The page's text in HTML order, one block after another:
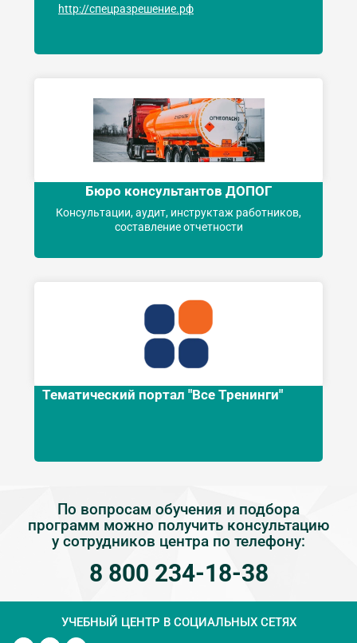
http://спецразрешение.рф
Бюро консультантов ДОПОГ
Консультации, аудит, инструктаж работников,
составление отчетности
Тематический портал "Все Тренинги"
По вопросам обучения и подбора
программ можно получить консультацию
у сотрудников центра по телефону:
8 800 234-18-38
УЧЕБНЫЙ ЦЕНТР В СОЦИАЛЬНЫХ СЕТЯХ